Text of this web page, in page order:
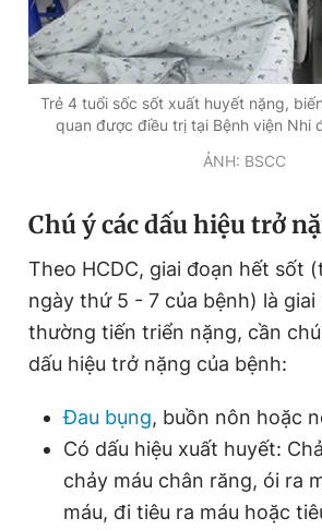
Trẻ 4 tuổi sốc sốt xuất huyết nặng,
quan được điều trị tại Bệnh viện Nhi
ẢNH: BSCC
Chú ý các dấu hiệu trở
Theo HCDC, giai đoạn hết sốt
ngày thứ 5 - 7 của bệnh) là giai
thường tiến triển nặng, cần
dấu hiệu trở nặng của bệnh:
Đau bụng, buồn nôn hoặc
Có dấu hiệu xuất huyết:
chảy máu chân răng, ói ra
máu, đi tiêu ra máu hoặc